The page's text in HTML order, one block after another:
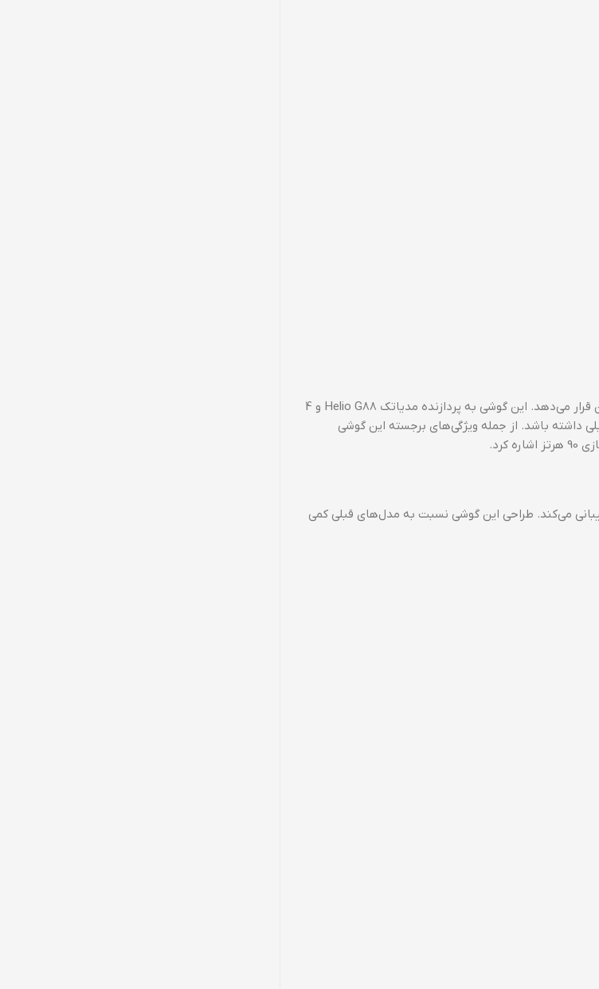
ردمی 10 با قیمتی کمی بالاتر نسبت به دو مدل قبلی، امکانات بیشتری را در اختیار کاربران قرار می‌دهد. این گوشی به پردازنده مدیاتک Helio G88 و 4
داشته باشد. از جمله ویژگی‌های برجسته این گوشی
باتری ۵۰۰۰ میلی‌آمپرساعتی است که از شارژ سریع ۱۸ واتی پشتیبانی می‌کند. طراحی این گوشی نسبت به مدل‌های قبلی کمی